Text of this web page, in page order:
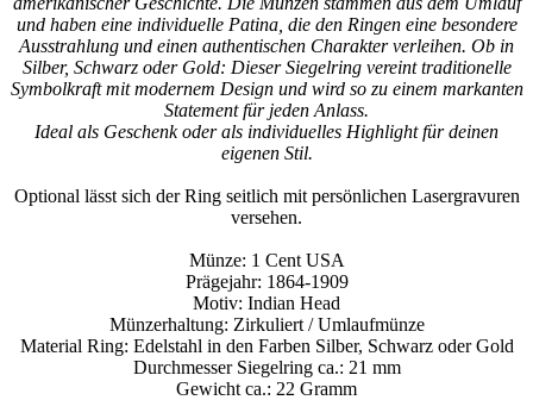
und haben eine individuelle Patina, die den Ringen eine besondere
Ausstrahlung und einen authentischen Charakter verleihen. Ob in
Silber, Schwarz oder Gold: Dieser Siegelring vereint traditionelle
Symbolkraft mit modernem Design und wird so zu einem markanten
Statement für jeden Anlass.
Ideal als Geschenk oder als individuelles Highlight für deinen
eigenen Stil.
Optional lässt sich der Ring seitlich mit persönlichen Lasergravuren
versehen.
Münze: 1 Cent USA
Prägejahr: 1864-1909
Motiv: Indian Head
Münzerhaltung: Zirkuliert / Umlaufmünze
Material Ring: Edelstahl in den Farben Silber, Schwarz oder Gold
Durchmesser Siegelring ca.: 21 mm
Gewicht ca.: 22 Gramm